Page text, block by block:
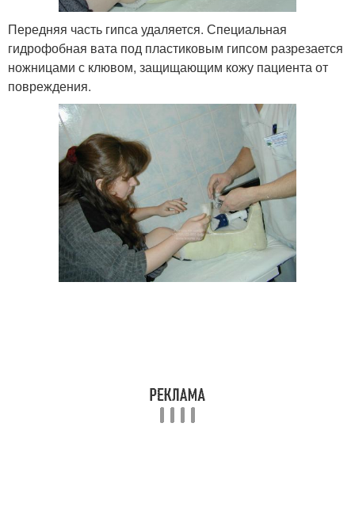
Передняя часть гипса удаляется. Специальная
гидрофобная вата под пластиковым гипсом разрезается
ножницами с клювом, защищающим кожу пациента от
повреждения.